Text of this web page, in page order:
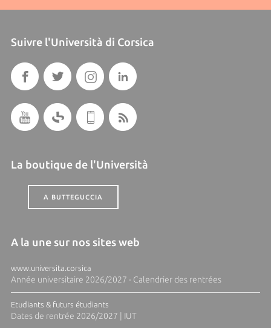
Suivre l'Università di Corsica
La boutique de l'Università
A BUTTEGUCCIA
A la une sur nos sites web
www.universita.corsica
Année universitaire 2026/2027 - Calendrier des rentrées
Etudiants & futurs étudiants
Dates de rentrée 2026/2027 | IUT